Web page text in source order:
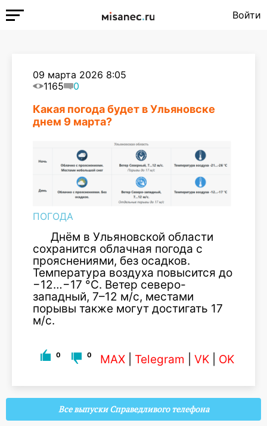
Войти
09 марта 2026 8:05
1165
0
Какая погода будет в Ульяновске
днем 9 марта?
ПОГОДА
Днём в Ульяновской области
сохранится облачная погода с
прояснениями, без осадков.
Температура воздуха повысится до
−12…−17 °C. Ветер северо-
западный, 7–12 м/с, местами
порывы также могут достигать 17
м/с.
0 0 MAX Telegram VK OK
Все выпуски Справедливого телефона